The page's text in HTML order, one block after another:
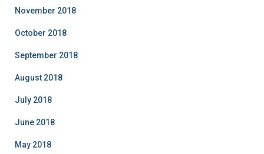
November 2018
October 2018
September 2018
August 2018
July 2018
June 2018
May 2018